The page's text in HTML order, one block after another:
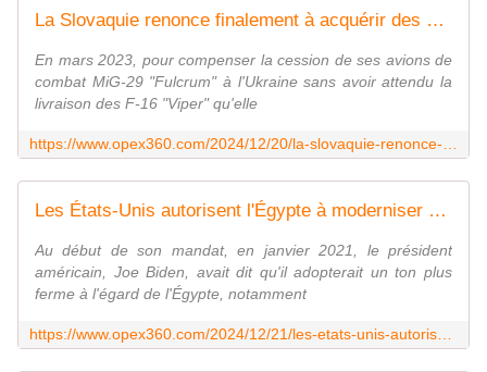
La Slovaquie renonce finalement à acquérir des hélicoptères d'attaque AH-1Z Viper américains - Zone Militaire
En mars 2023, pour compenser la cession de ses avions de
combat MiG-29 "Fulcrum" à l'Ukraine sans avoir attendu la
livraison des F-16 "Viper" qu'elle
Les États-Unis autorisent l'Égypte à moderniser 550 chars M1A1 Abrams pour 4,69 milliards de dollars - Zone Militaire
Au début de son mandat, en janvier 2021, le président
américain, Joe Biden, avait dit qu'il adopterait un ton plus
ferme à l'égard de l'Égypte, notamment